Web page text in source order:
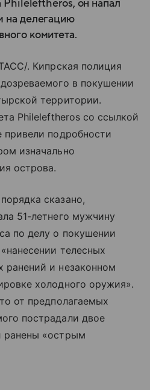
Phileleftheros, он напал
на делегацию
комитета.
. Кипрская полиция
в покушении
территории.
Phileleftheros со ссылкой
привели подробности
изначально
острова.
сказано,
51-летнего мужчину
по делу о покушении
телесных
и незаконном
холодного оружия».
от предполагаемых
пострадали двое
ранены «острым